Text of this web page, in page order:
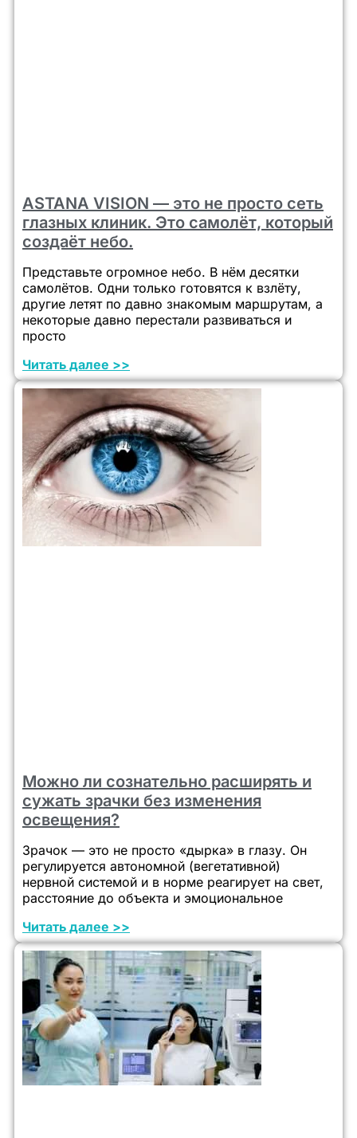
ASTANA VISION — это не просто сеть
глазных клиник. Это самолёт, который
создаёт небо.
Представьте огромное небо. В нём десятки
самолётов. Одни только готовятся к взлёту,
другие летят по давно знакомым маршрутам, а
некоторые давно перестали развиваться и
просто
Читать далее >>
Можно ли сознательно расширять и
сужать зрачки без изменения
освещения?
Зрачок — это не просто «дырка» в глазу. Он
регулируется автономной (вегетативной)
нервной системой и в норме реагирует на свет,
расстояние до объекта и эмоциональное
Читать далее >>